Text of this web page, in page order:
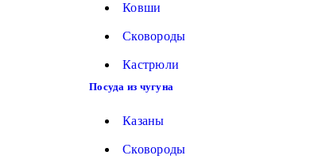
Ковши
Сковороды
Кастрюли
Посуда из чугуна
Казаны
Сковороды